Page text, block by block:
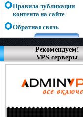
Правила публикации
контента на сайте
Обратная связь
Рекомендуем!
VPS серверы